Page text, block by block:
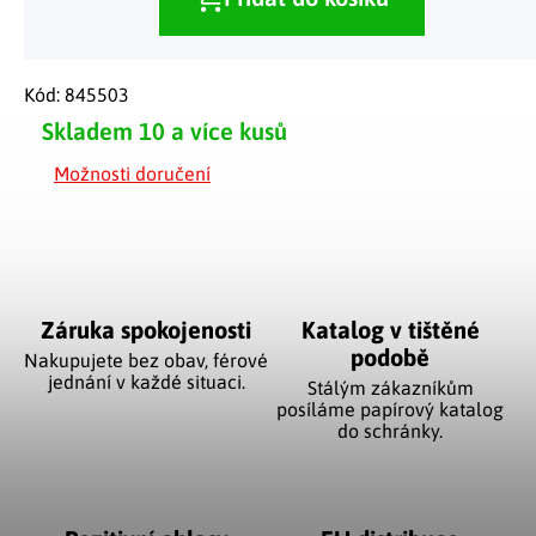
Skladem 10 a více kusů
Možnosti doručení
Kód: 845503
Záruka spokojenosti
Nakupujete bez obav, férové
jednání v každé situaci.
Katalog v tištěné
podobě
Stálým zákazníkům
posíláme papírový katalog
do schránky.